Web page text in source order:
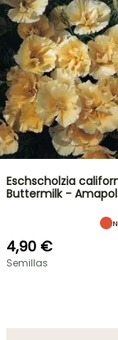
Eschscholzia
Buttermilk -
4,90 €
Semillas